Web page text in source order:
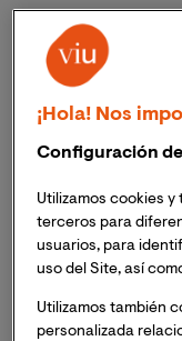
Profesor
Privado en
Decano de
¡Hola! Nos
Configuración
Utilizamos cookies
terceros para
usuarios, para
uso del Site, así
Utilizamos también
personalizada